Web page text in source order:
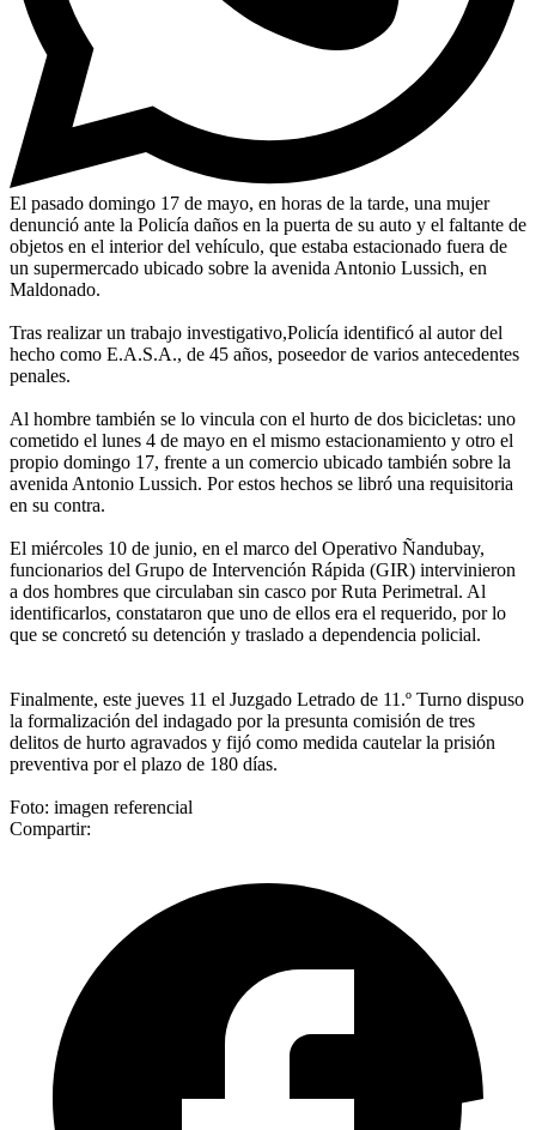
El pasado domingo 17 de mayo, en horas de la tarde, una mujer
denunció ante la Policía daños en la puerta de su auto y el faltante de
objetos en el interior del vehículo, que estaba estacionado fuera de
un supermercado ubicado sobre la avenida Antonio Lussich, en
Maldonado.
Tras realizar un trabajo investigativo,Policía identificó al autor del
hecho como E.A.S.A., de 45 años, poseedor de varios antecedentes
penales.
Al hombre también se lo vincula con el hurto de dos bicicletas: uno
cometido el lunes 4 de mayo en el mismo estacionamiento y otro el
propio domingo 17, frente a un comercio ubicado también sobre la
avenida Antonio Lussich. Por estos hechos se libró una requisitoria
en su contra.
El miércoles 10 de junio, en el marco del Operativo Ñandubay,
funcionarios del Grupo de Intervención Rápida (GIR) intervinieron
a dos hombres que circulaban sin casco por Ruta Perimetral. Al
identificarlos, constataron que uno de ellos era el requerido, por lo
que se concretó su detención y traslado a dependencia policial.
Finalmente, este jueves 11 el Juzgado Letrado de 11.º Turno dispuso
la formalización del indagado por la presunta comisión de tres
delitos de hurto agravados y fijó como medida cautelar la prisión
preventiva por el plazo de 180 días.
Foto: imagen referencial
Compartir: